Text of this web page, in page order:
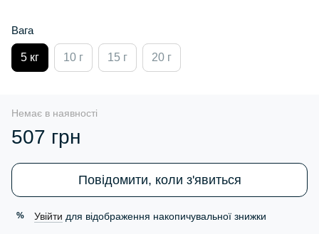
Вага
5 кг 10 г 15 г 20 г
Немає в наявності
507 грн
Повідомити, коли з'явиться
% Увійти для відображення накопичувальної знижки